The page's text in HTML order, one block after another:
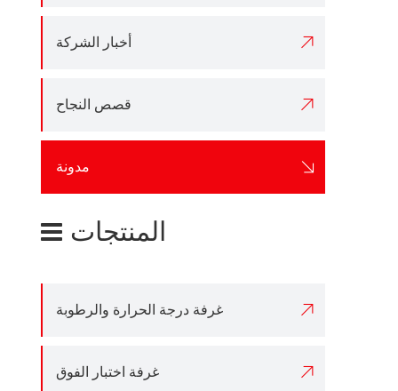
أخبار الشركة 
قصص النجاح 
مدونة 
المنتجات
غرفة درجة الحرارة والرطوبة 
غرفة اختبار الفوق 